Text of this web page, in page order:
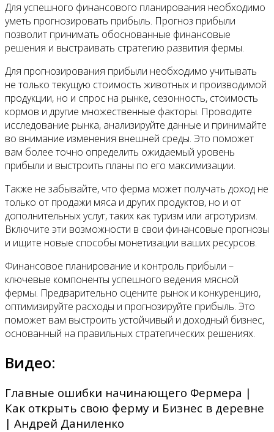
Для успешного финансового планирования необходимо
уметь прогнозировать прибыль. Прогноз прибыли
позволит принимать обоснованные финансовые
решения и выстраивать стратегию развития фермы.
Для прогнозирования прибыли необходимо учитывать
не только текущую стоимость животных и производимой
продукции, но и спрос на рынке, сезонность, стоимость
кормов и другие множественные факторы. Проводите
исследование рынка, анализируйте данные и принимайте
во внимание изменения внешней среды. Это поможет
вам более точно определить ожидаемый уровень
прибыли и выстроить планы по его максимизации.
Также не забывайте, что ферма может получать доход не
только от продажи мяса и других продуктов, но и от
дополнительных услуг, таких как туризм или агротуризм.
Включите эти возможности в свои финансовые прогнозы
и ищите новые способы монетизации ваших ресурсов.
Финансовое планирование и контроль прибыли –
ключевые компоненты успешного ведения мясной
фермы. Предварительно оцените рынок и конкуренцию,
оптимизируйте расходы и прогнозируйте прибыль. Это
поможет вам выстроить устойчивый и доходный бизнес,
основанный на правильных стратегических решениях.
Видео:
Главные ошибки начинающего Фермера |
Как открыть свою ферму и Бизнес в деревне
| Андрей Даниленко